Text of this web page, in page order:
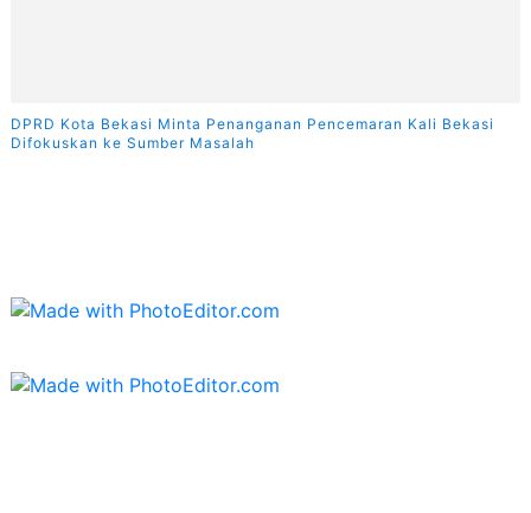
DPRD Kota Bekasi Minta Penanganan Pencemaran Kali Bekasi
Difokuskan ke Sumber Masalah